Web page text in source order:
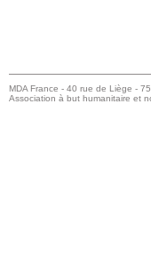
MDA France - 40 rue de Liège -
Association à but humanitaire et